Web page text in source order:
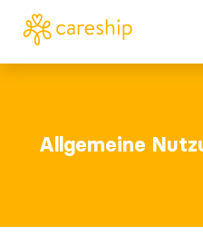
Alltagshilfen
Allgemeine